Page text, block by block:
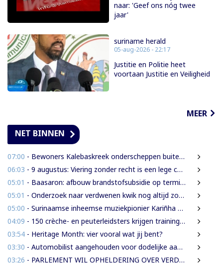
naar: 'Geef ons nóg twee
jaar'
suriname herald
05-aug-2026 - 22:17
Justitie en Politie heet
voortaan Justitie en Veiligheid
MEER
NET BINNEN
07:00 - Bewoners Kalebaskreek onderscheppen buitenlanders met illegaal geweer en communicatieapparatuur
06:03 - 9 augustus: Viering zonder recht is een lege ceremonie
05:01 - Baasaron: afbouw brandstofsubsidie op termijn onvermijdelijk
05:01 - Onderzoek naar verdwenen kwik nog altijd zonder resultaat
05:00 - Surinaamse inheemse muziekpionier Kariñha Basi krijgt oeuvreprijs in Rotterdam
04:09 - 150 crèche- en peuterleidsters krijgen training in verkeerseducatie
03:54 - Heritage Month: vier vooral wat jij bent?
03:30 - Automobilist aangehouden voor dodelijke aanrijding met voetganger en doorrijden na ongeval
03:26 - PARLEMENT WIL OPHELDERING OVER VERDWENEN INBESLAGGENOMEN LEVENSMIDDELEN